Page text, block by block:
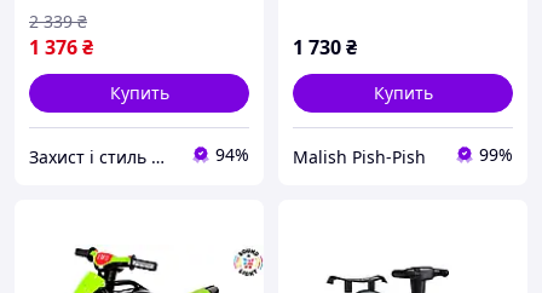
1 376₴
2 339 ₴
Купить
Захист і стиль — в одному магазині 94%
1 730₴
Купить
Malish Pish-Pish 99%